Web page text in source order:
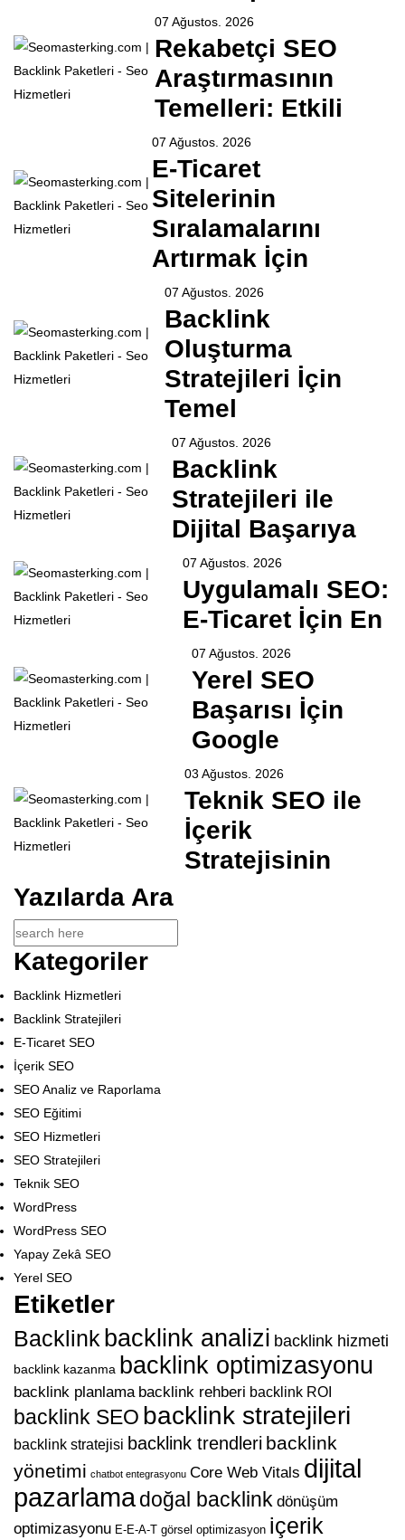
07 Ağustos. 2026
Rekabetçi SEO
Araştırmasının
Temelleri: Etkili
07 Ağustos. 2026
E-Ticaret
Sitelerinin
Sıralamalarını
Artırmak İçin
07 Ağustos. 2026
Backlink
Oluşturma
Stratejileri İçin
Temel
07 Ağustos. 2026
Backlink
Stratejileri ile
Dijital Başarıya
07 Ağustos. 2026
Uygulamalı SEO:
E-Ticaret İçin En
07 Ağustos. 2026
Yerel SEO
Başarısı İçin
Google
03 Ağustos. 2026
Teknik SEO ile
İçerik
Stratejisinin
Yazılarda Ara
Kategoriler
Backlink Hizmetleri
Backlink Stratejileri
E-Ticaret SEO
İçerik SEO
SEO Analiz ve Raporlama
SEO Eğitimi
SEO Hizmetleri
SEO Stratejileri
Teknik SEO
WordPress
WordPress SEO
Yapay Zekâ SEO
Yerel SEO
Etiketler
Backlink backlink analizi backlink hizmeti
backlink kazanma backlink optimizasyonu
backlink planlama backlink rehberi backlink ROI
backlink SEO backlink stratejileri
backlink stratejisi backlink trendleri backlink
yönetimi chatbot entegrasyonu Core Web Vitals dijital
pazarlamadoğal backlink dönüşüm
optimizasyonu E-E-A-T görsel optimizasyon içerik